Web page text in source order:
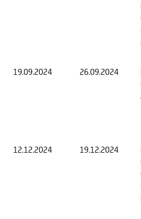
19.09.2024 26.09.2024
12.12.2024 19.12.2024